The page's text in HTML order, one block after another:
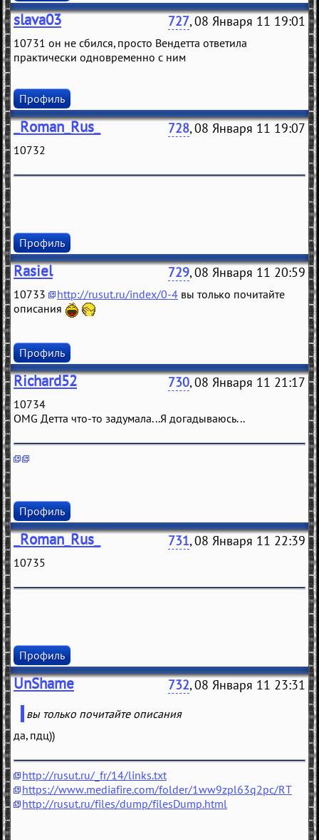
slava03 727, 08 Января 11 19:01
10731 он не сбился, просто Вендетта ответила
практически одновременно с ним
Профиль
_Roman_Rus_ 728, 08 Января 11 19:07
10732
Профиль
Rasiel 729, 08 Января 11 20:59
10733 http://rusut.ru/index/0-4 вы только почитайте
описания
Профиль
Richard52 730, 08 Января 11 21:17
10734
OMG Детта что-то задумала...Я догадываюсь...
Профиль
_Roman_Rus_ 731, 08 Января 11 22:39
10735
Профиль
UnShame 732, 08 Января 11 23:31
вы только почитайте описания
да, пдц))
http://rusut.ru/_fr/14/links.txt
https://www.mediafire.com/folder/1ww9zpl63q2pc/RT
http://rusut.ru/files/dump/filesDump.html